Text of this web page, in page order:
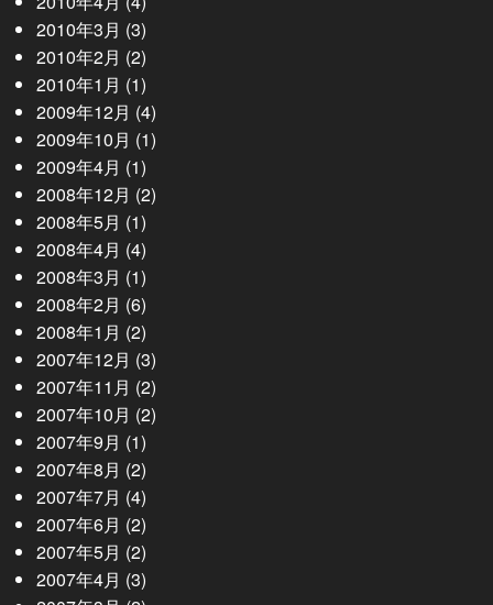
2010年3月 (3)
2010年2月 (2)
2010年1月 (1)
2009年12月 (4)
2009年10月 (1)
2009年4月 (1)
2008年12月 (2)
2008年5月 (1)
2008年4月 (4)
2008年3月 (1)
2008年2月 (6)
2008年1月 (2)
2007年12月 (3)
2007年11月 (2)
2007年10月 (2)
2007年9月 (1)
2007年8月 (2)
2007年7月 (4)
2007年6月 (2)
2007年5月 (2)
2007年4月 (3)